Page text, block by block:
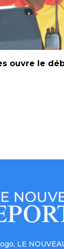
ouvre le
LE